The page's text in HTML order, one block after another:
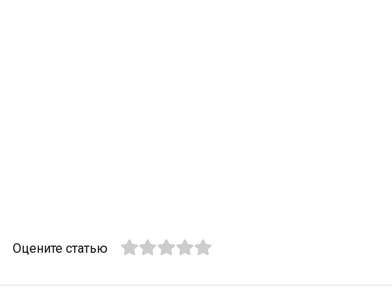
Оцените статью